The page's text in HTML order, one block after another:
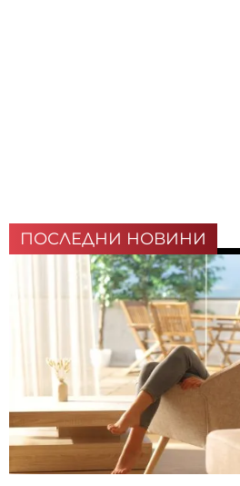
ПОСЛЕДНИ НОВИНИ